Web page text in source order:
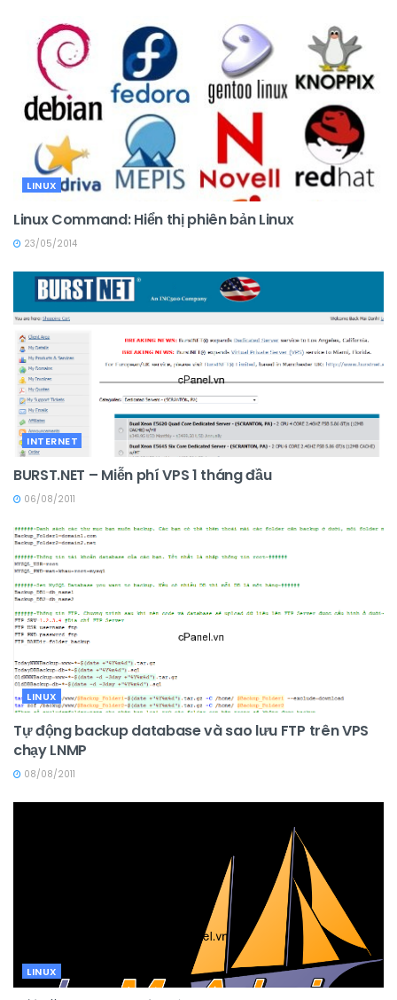
LINUX
Linux Command: Hiển thị phiên bản Linux
23/05/2014
INTERNET
BURST.NET – Miễn phí VPS 1 tháng đầu
06/08/2011
LINUX
Tự động backup database và sao lưu FTP trên VPS
chạy LNMP
08/08/2011
LINUX